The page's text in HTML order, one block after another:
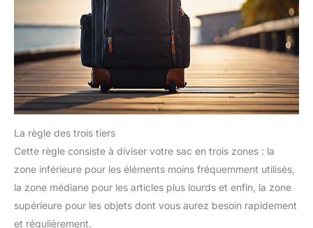
La règle des trois tiers
Cette règle consiste à diviser votre sac en trois zones : la
zone inférieure pour les éléments moins fréquemment utilisés,
la zone médiane pour les articles plus lourds et enfin, la zone
supérieure pour les objets dont vous aurez besoin rapidement
et régulièrement.